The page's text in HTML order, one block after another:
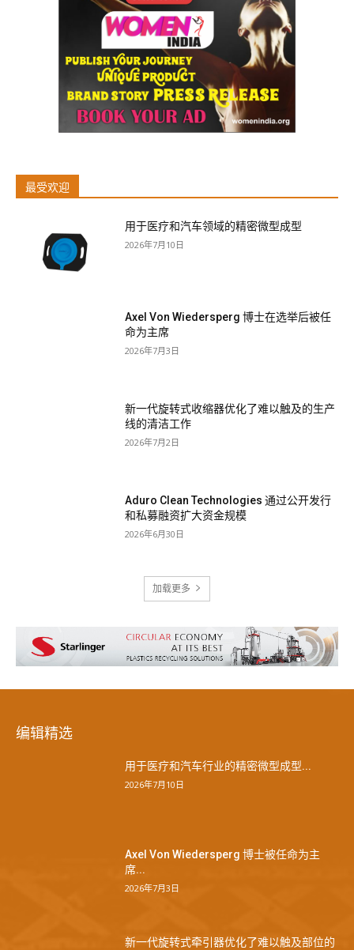
最受欢迎
用于医疗和汽车领域的精密微型成型
2026年7月10日
Axel Von Wiedersperg 博士在选举后被任
命为主席
2026年7月3日
新一代旋转式收缩器优化了难以触及的生产
线的清洁工作
2026年7月2日
Aduro Clean Technologies 通过公开发行
和私募融资扩大资金规模
2026年6月30日
加载更多
编辑精选
用于医疗和汽车行业的精密微型成型...
2026年7月10日
Axel Von Wiedersperg 博士被任命为主
席...
2026年7月3日
新一代旋转式牵引器优化了难以触及部位的